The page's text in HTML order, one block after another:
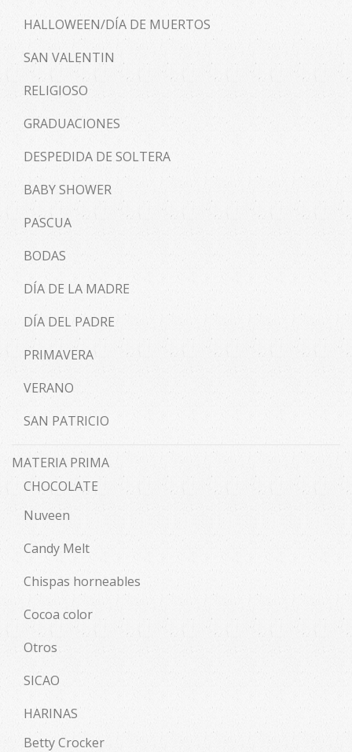
HALLOWEEN/DÍA DE MUERTOS
SAN VALENTIN
RELIGIOSO
GRADUACIONES
DESPEDIDA DE SOLTERA
BABY SHOWER
PASCUA
BODAS
DÍA DE LA MADRE
DÍA DEL PADRE
PRIMAVERA
VERANO
SAN PATRICIO
MATERIA PRIMA
CHOCOLATE
Nuveen
Candy Melt
Chispas horneables
Cocoa color
Otros
SICAO
HARINAS
Betty Crocker